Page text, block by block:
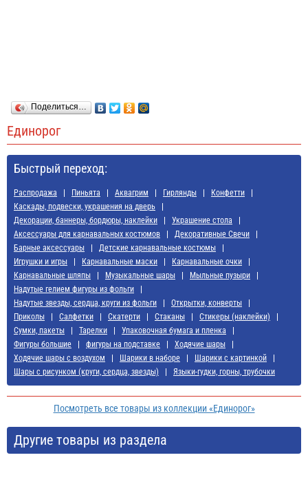
Поделиться…
Единорог
Быстрый переход:
Распродажа Пиньята Аквагрим Гирлянды
Конфетти
Каскады, подвески, украшения на дверь
Декорации, баннеры, бордюры, наклейки
Украшение стола
Аксессуары для карнавальных костюмов
Декоративные Свечи
Барные аксессуары
Детские карнавальные костюмы
Игрушки и игры
Карнавальные маски
Карнавальные очки
Карнавальные шляпы
Музыкальные шары
Мыльные пузыри
Надутые гелием фигуры из фольги
Надутые звезды, сердца, круги из фольги
Открытки, конверты
Приколы
Салфетки Скатерти Стаканы
Стикеры (наклейки)
Сумки, пакеты
Тарелки
Упаковочная бумага и пленка
Фигуры большие
фигуры на подставке
Ходячие шары
Ходячие шары с воздухом
Шарики в наборе
Шарики с картинкой
Шары с рисунком (круги, сердца, звезды)
Языки-гудки, горны, трубочки
Посмотреть все товары из коллекции «Единорог»
Другие товары из раздела